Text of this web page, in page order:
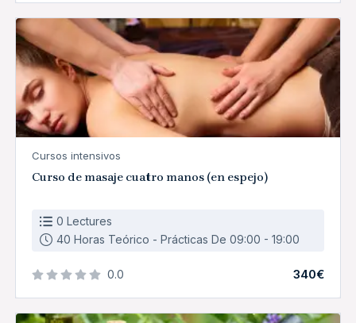
Cursos intensivos
Curso de masaje cuatro manos (en espejo)
0 Lectures
40 Horas Teórico - Prácticas De 09:00 - 19:00
0.0 340€